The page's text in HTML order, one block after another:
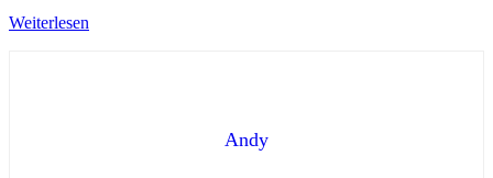
Weiterlesen
Andy